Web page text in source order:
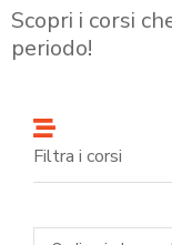
Scopri i corsi
periodo!
Filtra i corsi